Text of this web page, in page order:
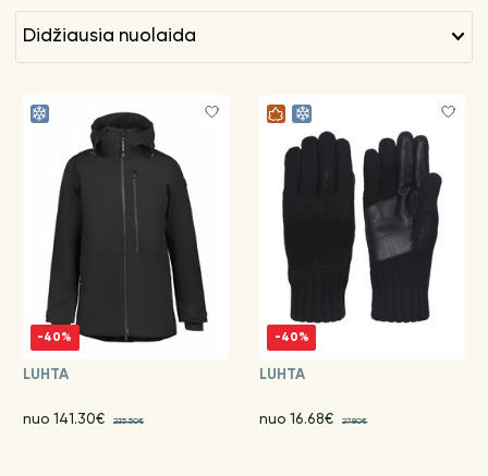
didžiausia nuolaida
-40%
LUHTA
nuo 141.30€ 235.50€
-40%
LUHTA
nuo 16.68€ 27.80€